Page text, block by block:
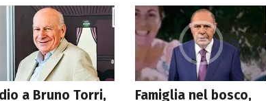
a Bruno Torri, Famiglia nel bosco,